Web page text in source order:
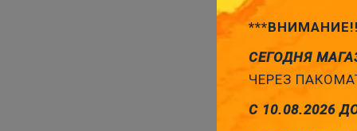
СЕГОДНЯ
ЧЕРЕЗ
С 10.08.2026